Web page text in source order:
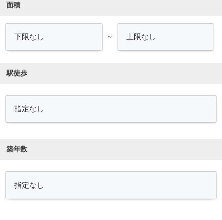
面積
～
駅徒歩
築年数